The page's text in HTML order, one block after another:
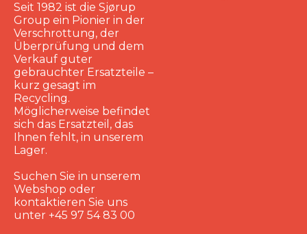
Seit 1982 ist die Sjørup
Group ein Pionier in der
Verschrottung, der
Überprüfung und dem
Verkauf guter
gebrauchter Ersatzteile –
kurz gesagt im
Recycling.
Möglicherweise befindet
sich das Ersatzteil, das
Ihnen fehlt, in unserem
Lager.
Suchen Sie in unserem
Webshop oder
kontaktieren Sie uns
unter +45 97 54 83 00